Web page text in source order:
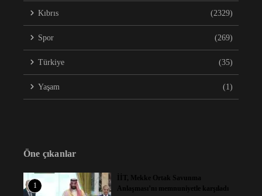
Kıbrıs (2329)
Spor (269)
Türkiye (35)
Yaşam (1)
Öne çıkanlar
1
İİT, Mekke Ortak Savunma
Anlaşması’nı memnuniyetle karşıladı